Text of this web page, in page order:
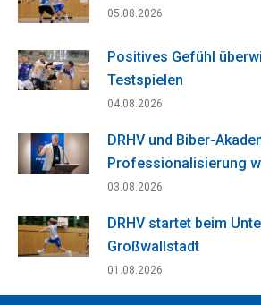
05.08.2026
Positives Gefühl
Testspielen
04.08.2026
DRHV und Biber-
Professionalisierung
03.08.2026
DRHV startet beim
Großwallstadt
01.08.2026